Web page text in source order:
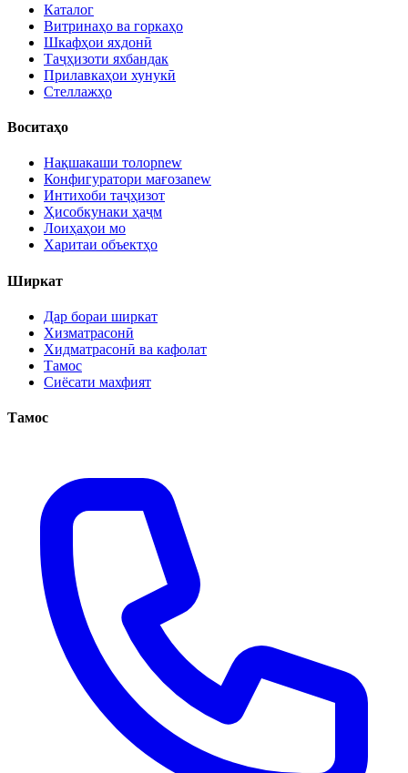
Каталог
Витринаҳо ва горкаҳо
Шкафҳои яхдонӣ
Таҷҳизоти яхбандак
Прилавкаҳои хунукӣ
Стеллажҳо
Воситаҳо
Нақшакаши толорnew
Конфигуратори мағозаnew
Интихоби таҷҳизот
Ҳисобкунаки ҳаҷм
Лоиҳаҳои мо
Харитаи объектҳо
Ширкат
Дар бораи ширкат
Хизматрасонӣ
Хидматрасонӣ ва кафолат
Тамос
Сиёсати махфият
Тамос